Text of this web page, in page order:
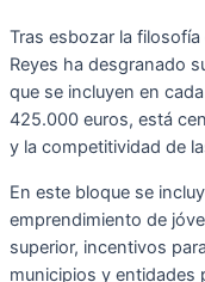
Tras esbozar la
Reyes ha desgranado
que se incluyen en
425.000 euros, está
y la competitividad de
En este bloque se
emprendimiento de
superior, incentivos
municipios y entidades